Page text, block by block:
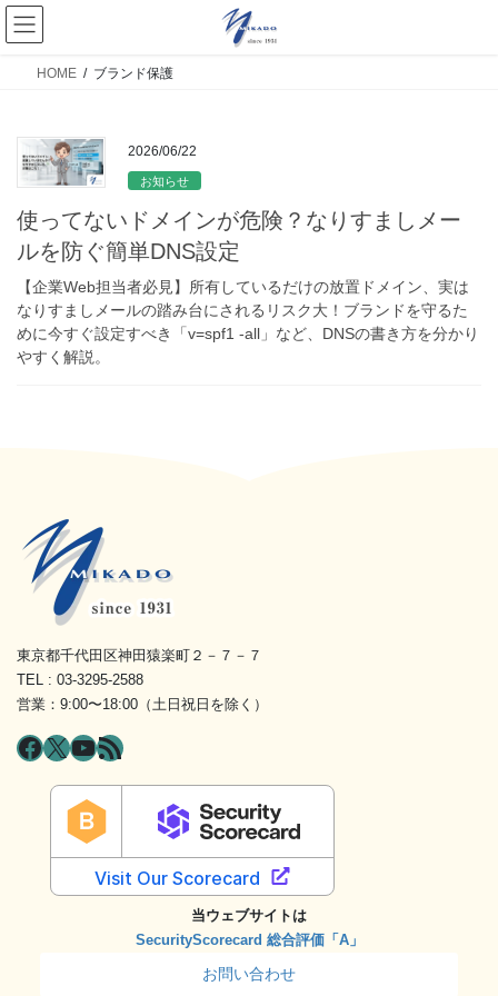
HOME ブランド保護
2026/06/22
お知らせ
使ってないドメインが危険？なりすましメー
ルを防ぐ簡単DNS設定
【企業Web担当者必見】所有しているだけの放置ドメイン、実は
なりすましメールの踏み台にされるリスク大！ブランドを守るた
めに今すぐ設定すべき「v=spf1 -all」など、DNSの書き方を分かり
やすく解説。
東京都千代田区神田猿楽町２－７－７
TEL : 03-3295-2588
営業：9:00〜18:00（土日祝日を除く）
Facebook
X YouTube
RSS フィード
当ウェブサイトは
SecurityScorecard 総合評価「A」
お問い合わせ